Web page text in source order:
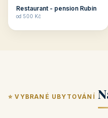
Restaurant - pension Rubín
od 500 Kč
⭐ VYBRANÉ UBYTOVÁNÍ